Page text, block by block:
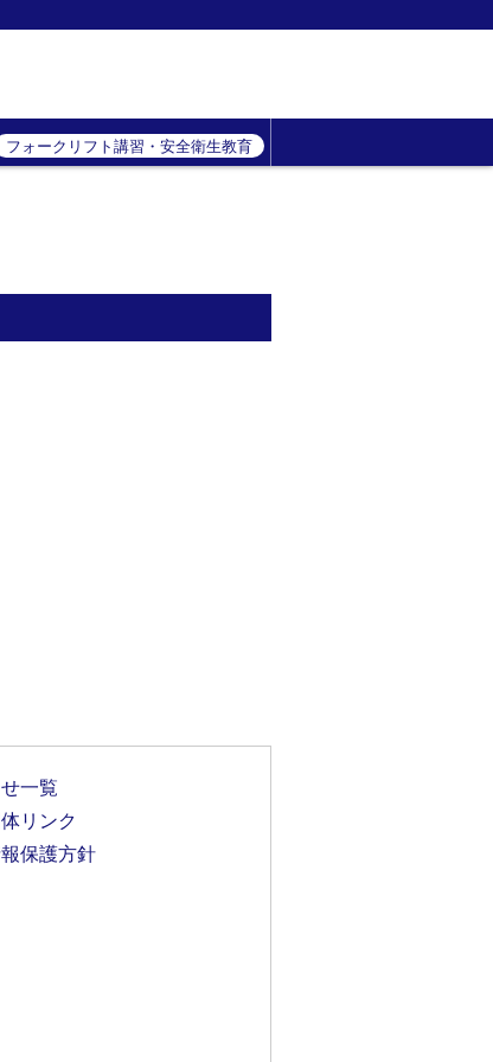
フォークリフト講習・安全衛生教育
一覧
リンク
保護方針